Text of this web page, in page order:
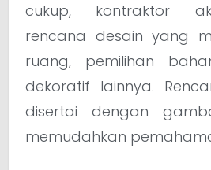
cukup, kontraktor
rencana desain yang
ruang, pemilihan
dekoratif lainnya.
disertai dengan
memudahkan